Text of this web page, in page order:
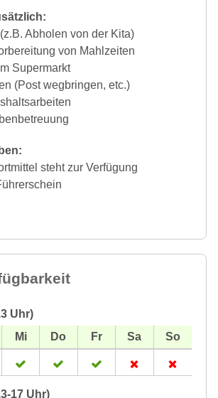
Abholen von der Kita)
von Mahlzeiten
Supermarkt
(Post wegbringen, etc.)
steht zur Verfügung
Uhr)
17 Uhr)